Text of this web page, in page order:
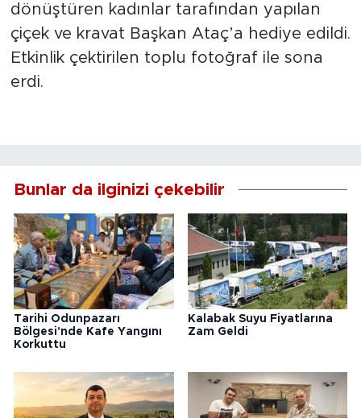
dönüştüren kadınlar tarafından yapılan
çiçek ve kravat Başkan Ataç’a hediye edildi.
Etkinlik çektirilen toplu fotoğraf ile sona
erdi.
Bunlar da ilginizi çekebilir
Tarihi Odunpazarı
Bölgesi'nde Kafe Yangını
Korkuttu
Kalabak Suyu Fiyatlarına
Zam Geldi